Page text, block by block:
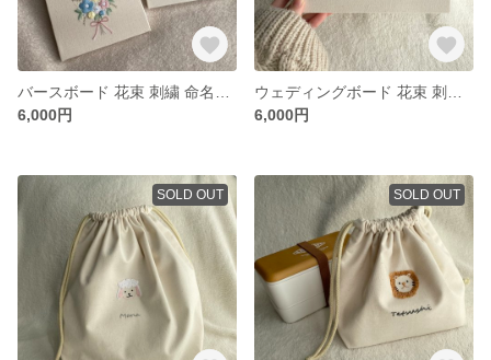
6,000円
6,000円
SOLD OUT SOLD OUT